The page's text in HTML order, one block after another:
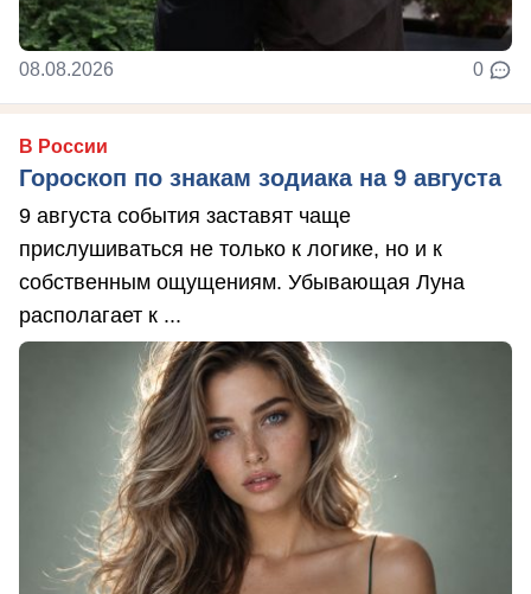
08.08.2026 0
В России
Гороскоп по знакам зодиака на 9 августа
9 августа события заставят чаще
прислушиваться не только к логике, но и к
собственным ощущениям. Убывающая Луна
располагает к ...